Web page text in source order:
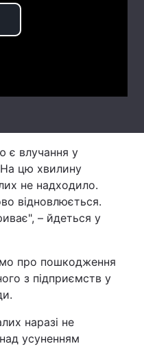
є влучання у
цю хвилину
не надходило.
відновлюється.
– йдеться у
про пошкодження
з підприємств у
наразі не
усуненням